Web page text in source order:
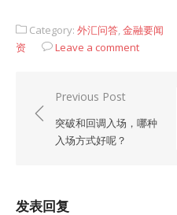
Category: 外汇问答,金融要闻
资
Leave a comment
章
Previous Post
突破和回调入场，哪种
入场方式好呢？
发表回复